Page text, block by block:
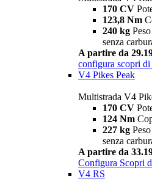
170 CV
123,8 Nm
240 kg
senza
A partire da
configura scopri di
V4 Pikes Peak
Multistrada V4
170 CV
124 Nm
227 kg
senza
A partire da
Configura Scopri
V4 RS